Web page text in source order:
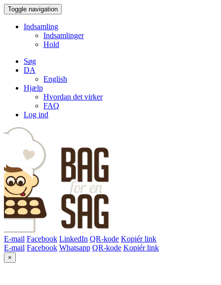
Toggle navigation
Indsamling
Indsamlinger
Hold
Søg
DA
English
Hjælp
Hvordan det virker
FAQ
Log ind
E-mail Facebook LinkedIn QR-kode Kopiér link
E-mail Facebook Whatsapp QR-kode Kopiér link
×